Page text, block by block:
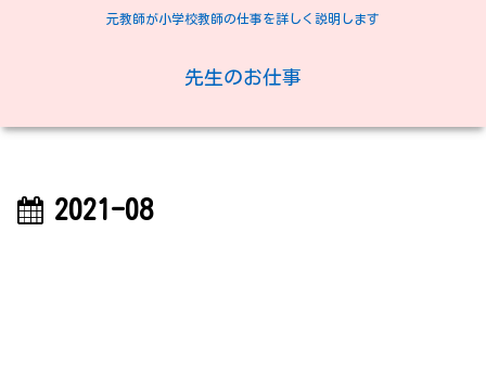
元教師が小学校教師の仕事を詳しく説明します
先生のお仕事
2021-08